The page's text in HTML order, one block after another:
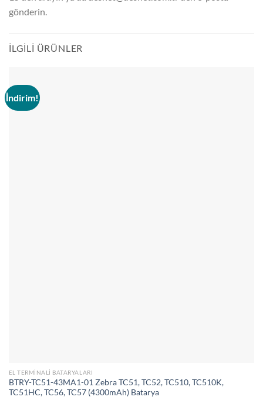
gönderin.
İLGILI ÜRÜNLER
İndirim!
EL TERMINALI BATARYALARI
BTRY-TC51-43MA1-01 Zebra TC51, TC52, TC510, TC510K,
TC51HC, TC56, TC57 (4300mAh) Batarya